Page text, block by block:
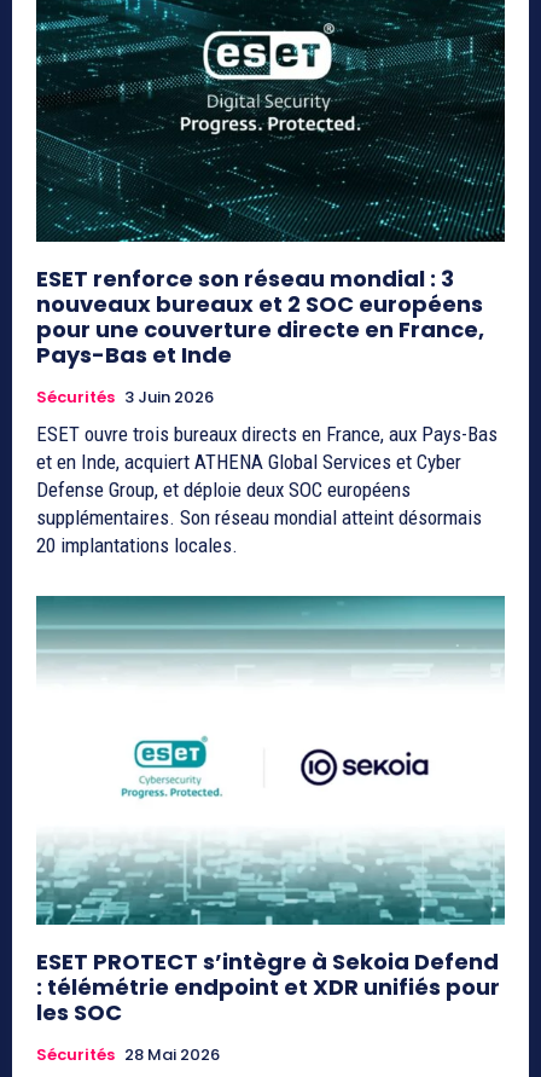
ESET renforce son réseau mondial : 3
nouveaux bureaux et 2 SOC européens
pour une couverture directe en France,
Pays-Bas et Inde
Sécurités 3 Juin 2026
ESET ouvre trois bureaux directs en France, aux Pays-Bas
et en Inde, acquiert ATHENA Global Services et Cyber
Defense Group, et déploie deux SOC européens
supplémentaires. Son réseau mondial atteint désormais
20 implantations locales.
ESET PROTECT s’intègre à Sekoia Defend
: télémétrie endpoint et XDR unifiés pour
les SOC
Sécurités 28 Mai 2026